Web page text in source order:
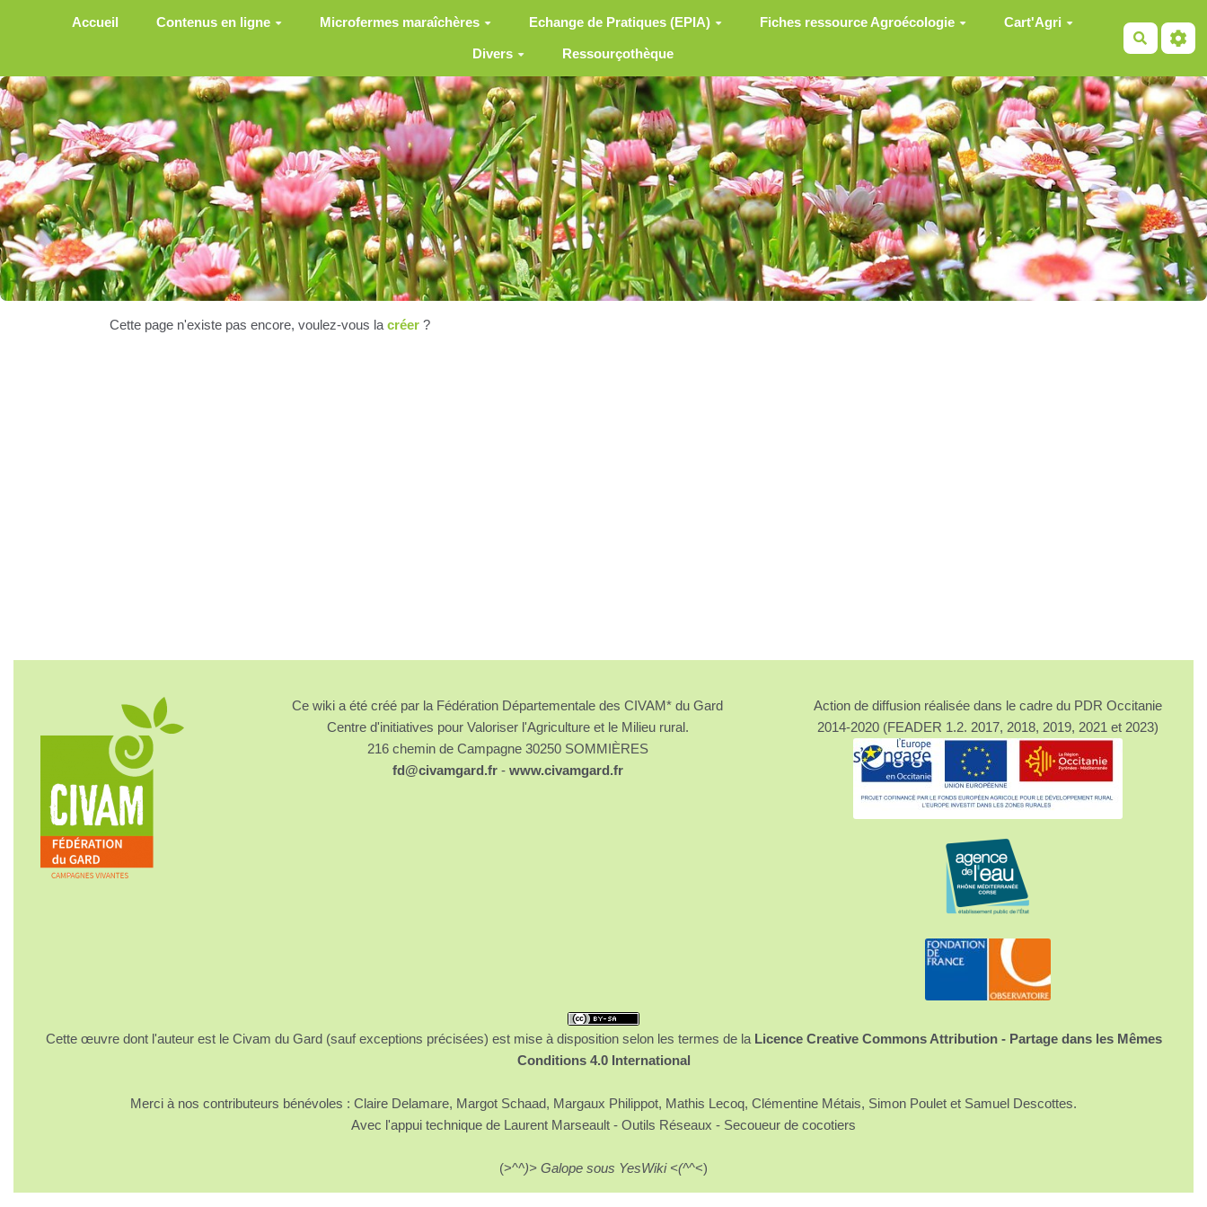
Aller au contenu principal
Accueil Contenus en ligne Microfermes maraîchères Echange de Pratiques (EPIA) Fiches ressource Agroécologie Cart'Agri
Divers Ressourçothèque
Cette page n'existe pas encore, voulez-vous la créer ?
Ce wiki a été créé par la Fédération Départementale des CIVAM* du Gard
Centre d'initiatives pour Valoriser l'Agriculture et le Milieu rural.
216 chemin de Campagne 30250 SOMMIÈRES
fd@civamgard.fr- www.civamgard.fr
Action de diffusion réalisée dans le cadre du PDR Occitanie
2014-2020 (FEADER 1.2. 2017, 2018, 2019, 2021 et 2023)
Cette œuvre dont l'auteur est le Civam du Gard (sauf exceptions précisées) est mise à disposition selon les termes de la Licence Creative Commons Attribution - Partage dans les Mêmes
Conditions 4.0 International
Merci à nos contributeurs bénévoles : Claire Delamare, Margot Schaad, Margaux Philippot, Mathis Lecoq, Clémentine Métais, Simon Poulet et Samuel Descottes.
Avec l'appui technique de Laurent Marseault - Outils Réseaux - Secoueur de cocotiers
(>^^)> Galope sous YesWiki <(^^<)